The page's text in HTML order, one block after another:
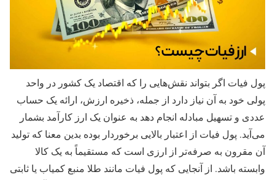
پول فیات اگر بتواند نقش‌هایی را که اقتصاد یک کشور در واحد
پولی خود به آن نیاز دارد از جمله، ذخیره ارزش، ارائه یک حساب
عددی و تسهیل مبادله انجام دهد به عنوان یک ارز کارآمد بشمار
می‌آید. پول فیات از اعتبار بالایی برخوردار بوده بدین معنا که تولید
آن مقرون به صرفه‌تر از ارزی است که مستقیماً به یک کالا
وابسته باشد. از آنجایی که پول فیات مانند طلا منبع کمیاب یا ثابتی